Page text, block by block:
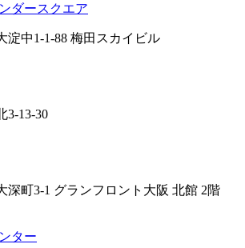
ダースクエア
淀中1-1-88 梅田スカイビル
3-13-30
深町3-1 グランフロント大阪 北館 2階
ター